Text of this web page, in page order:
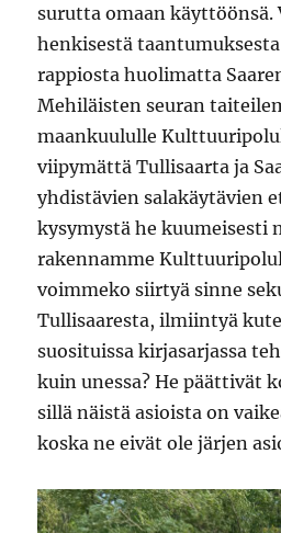
surutta omaan käyttöönsä.
henkisestä
rappiosta huolimatta
Mehiläisten seuran
maankuululle
viipymättä Tullisaarta ja
yhdistävien salakäytävien
kysymystä he kuumeisesti
rakennamme
voimmeko siirtyä sinne
Tullisaaresta, ilmiintyä
suosituissa kirjasarjassa
kuin unessa? He päättivät
sillä näistä asioista on
koska ne eivät ole järjen